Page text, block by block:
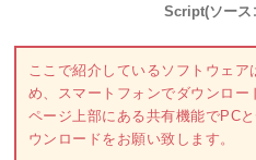
Script(ソース
ここで紹介しているソフトウェ
め、スマートフォンでダウンロー
ページ上部にある共有機能でPC
ウンロードをお願い致します。